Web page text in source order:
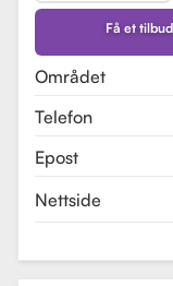
Få et tilbud
Området
Telefon
Epost
Nettside